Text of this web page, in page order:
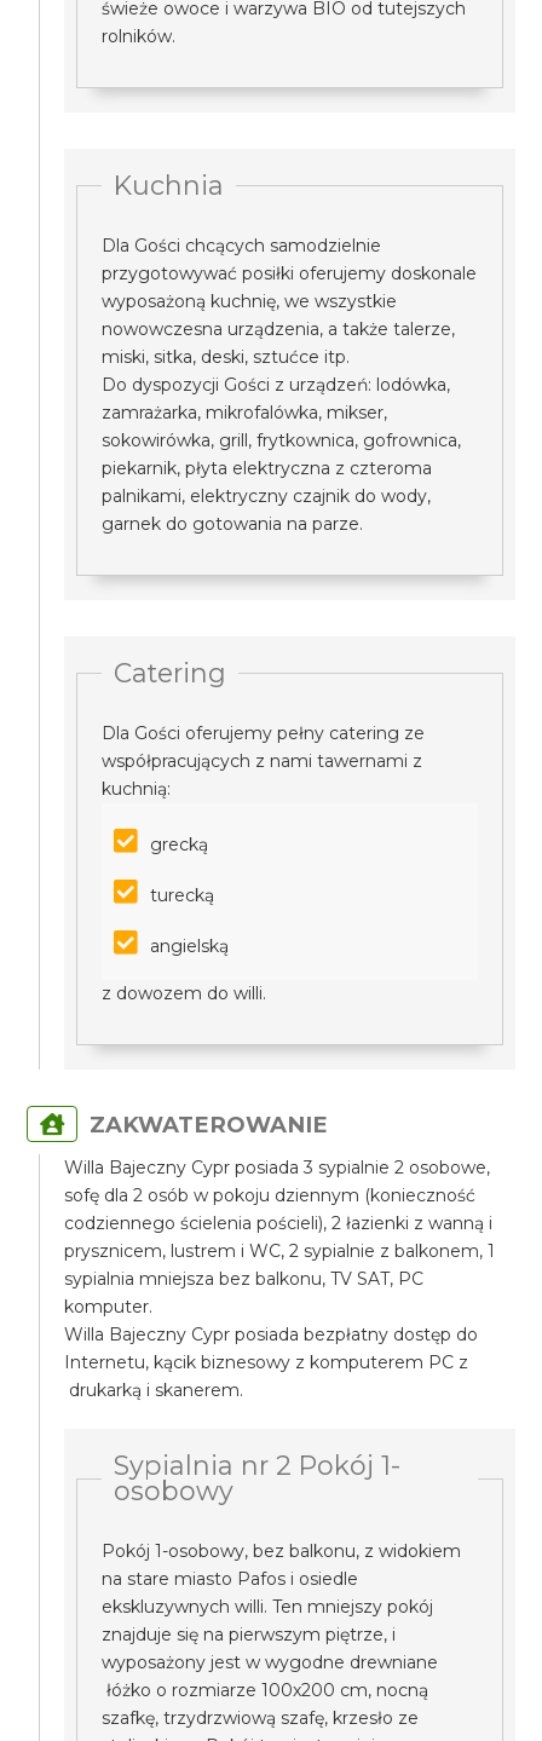
świeże owoce i warzywa BIO od tutejszych
rolników.
Kuchnia
Dla Gości chcących samodzielnie
przygotowywać posiłki oferujemy doskonale
wyposażoną kuchnię, we wszystkie
nowowczesna urządzenia, a także talerze,
miski, sitka, deski, sztućce itp.
Do dyspozycji Gości z urządzeń: lodówka,
zamrażarka, mikrofalówka, mikser,
sokowirówka, grill, frytkownica, gofrownica,
piekarnik, płyta elektryczna z czteroma
palnikami, elektryczny czajnik do wody,
garnek do gotowania na parze.
Catering
Dla Gości oferujemy pełny catering ze
współpracujących z nami tawernami z
kuchnią:
grecką
turecką
angielską
z dowozem do willi.
ZAKWATEROWANIE
Willa Bajeczny Cypr posiada 3 sypialnie 2 osobowe,
sofę dla 2 osób w pokoju dziennym (konieczność
codziennego ścielenia pościeli), 2 łazienki z wanną i
prysznicem, lustrem i WC, 2 sypialnie z balkonem, 1
sypialnia mniejsza bez balkonu, TV SAT, PC
komputer.
Willa Bajeczny Cypr posiada bezpłatny dostęp do
Internetu, kącik biznesowy z komputerem PC z
drukarką i skanerem.
Sypialnia nr 2 Pokój 1-
osobowy
Pokój 1-osobowy, bez balkonu, z widokiem
na stare miasto Pafos i osiedle
ekskluzywnych willi. Ten mniejszy pokój
znajduje się na pierwszym piętrze, i
wyposażony jest w wygodne drewniane
łóżko o rozmiarze 100x200 cm, nocną
szafkę, trzydrzwiową szafę, krzesło ze